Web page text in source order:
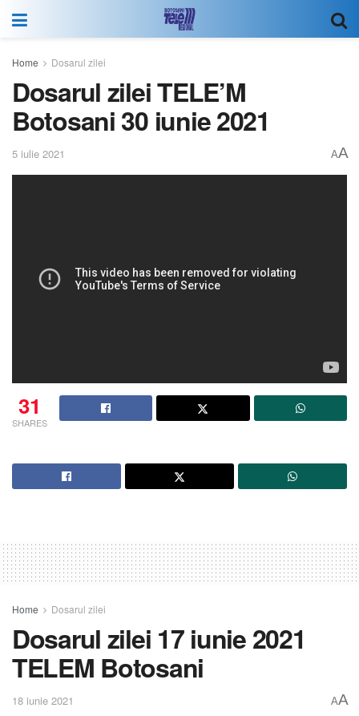
Home Dosarul zilei
Dosarul zilei TELE’M
Botosani 30 iunie 2021
5 iulie 2021 AA
31
SHARES
Home Dosarul zilei
Dosarul zilei 17 iunie 2021
TELEM Botosani
18 iunie 2021 AA